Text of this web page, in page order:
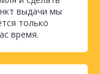
выдачи мы
только
время.